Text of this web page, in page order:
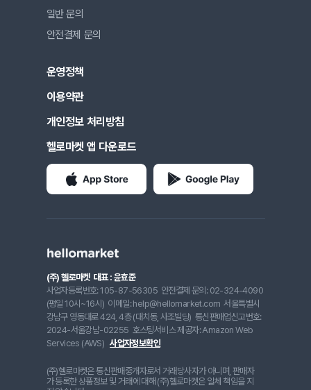
일반 문의
안전결제 문의
운영정책
이용약관
개인정보 처리방침
헬로마켓 앱 다운로드
(주) 헬로마켓 대표 : 윤효준
사업자등록번호: 105-87-56305 안전결제 문의: 02-324-4090
(평일 10시~16시) 이메일: help@hellomarket.com 서울특별시
강남구 영동대로 424, 4층 (대치동, 사조빌딩) 통신판매업신고번호:
2024-서울강남-02255 호스팅서비스 제공자: Amazon Web
Services (AWS) 사업자정보확인
(주)헬로마켓은 통신판매중개자로서 거래당사자가 아니며, 판매자
가 등록한 상품정보 및 거래에 대해 (주)헬로마켓은 일체 책임을 지